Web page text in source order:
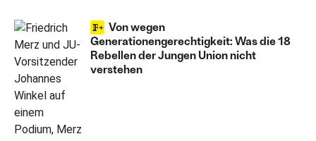
Von wegen
Generationengerechtigkeit: Was die 18
Rebellen der Jungen Union nicht
verstehen